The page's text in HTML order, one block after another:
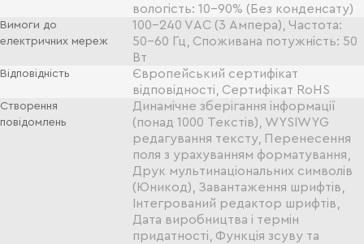
вологість: 10-90% (Без конденсату)
Вимоги до
електричних мереж
100-240 VАС (3 Ампера), Частота:
50-60 Гц, Споживана потужність: 50
Вт
Відповідність
Європейський сертифікат
відповідності, Сертифікат RoHS
Створення
повідомлень
Динамічне зберігання інформації
(понад 1000 Текстів), WYSIWYG
редагування тексту, Перенесення
поля з урахуванням форматування,
Друк мультинаціональних символів
(Юникод), Завантаження шрифтів,
Інтегрований редактор шрифтів,
Дата виробництва і термін
придатності, Функція зсуву та